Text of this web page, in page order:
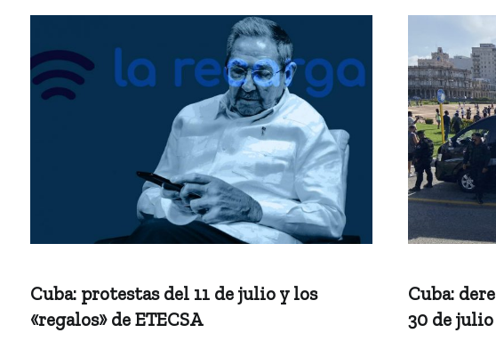
Cuba: protestas del 11 de julio y los
«regalos» de ETECSA
Cuba:
30 de julio